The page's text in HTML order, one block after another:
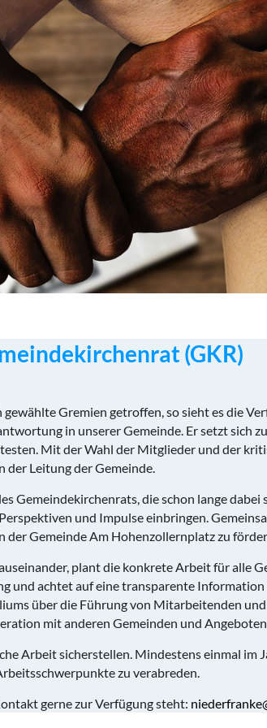
(GKR)
Gremien getroffen, so sieht es die
in unserer Gemeinde. Er setzt sich
Mit der Wahl der Mitglieder und der
Leitung der Gemeinde.
Gemeindekirchenrats, die schon lange
und Impulse einbringen.
Gemeinde Am Hohenzollernplatz zu
plant die konkrete Arbeit für alle
und achtet auf eine transparente
über die Führung von Mitarbeitenden
mit anderen Gemeinden und
Arbeit sicherstellen. Mindestens einmal im
zu verabreden.
gerne zur Verfügung steht: